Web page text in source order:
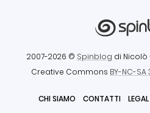
2007-2026 © Spinblog di Nicolò
Creative Commons BY-NC-SA
CHI SIAMO CONTATTI LEGAL